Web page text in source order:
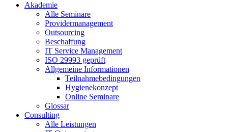
Akademie
Alle Seminare
Providermanagement
Outsourcing
Beschaffung
IT Service Management
ISO 29993 geprüft
Allgemeine Informationen
Teilnahmebedingungen
Hygienekonzept
Online Seminare
Glossar
Consulting
Alle Leistungen